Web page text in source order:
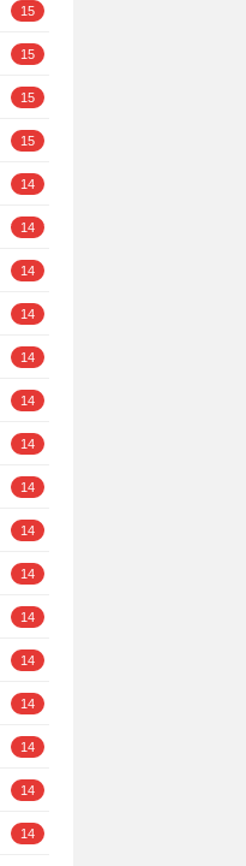
15
15
15
15
14
14
14
14
14
14
14
14
14
14
14
14
14
14
14
14